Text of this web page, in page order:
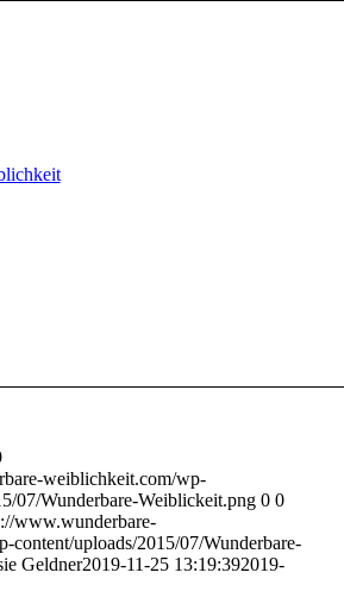
weiblichkeit.com/wp-
07/Wunderbare-Weiblickeit.png 0 0
www.wunderbare-
content/uploads/2015/07/Wunderbare-
Geldner2019-11-25 13:19:392019-